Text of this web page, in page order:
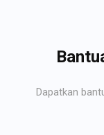
Dapatkan